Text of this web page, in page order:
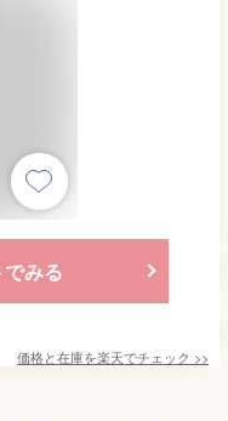
みる
価格と在庫を楽天でチェック >>